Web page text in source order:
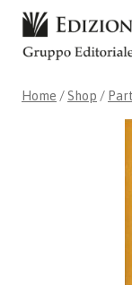
Skip
content
Home / Shop /